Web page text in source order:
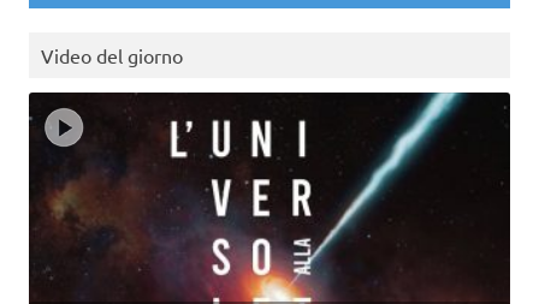
Video del giorno